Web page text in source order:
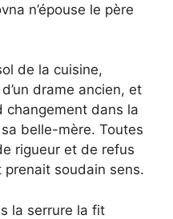
n’épouse le père
de la cuisine,
drame ancien, et
changement dans la
belle-mère. Toutes
rigueur et de refus
prenait soudain sens.
la serrure la fit